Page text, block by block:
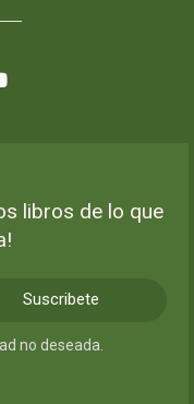
libros de lo que
Suscribete
no deseada.